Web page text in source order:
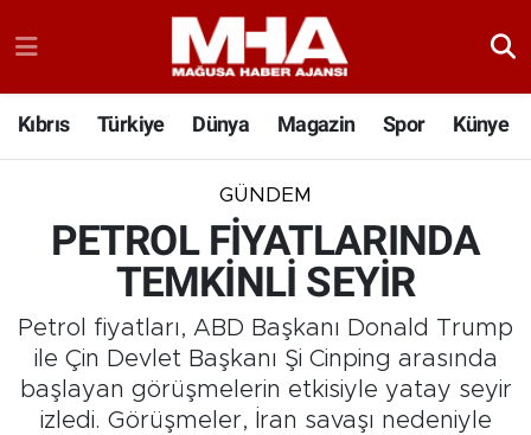
Kıbrıs Türkiye Dünya Magazin Spor Künye
GÜNDEM
PETROL FİYATLARINDA
TEMKİNLİ SEYİR
Petrol fiyatları, ABD Başkanı Donald Trump
ile Çin Devlet Başkanı Şi Cinping arasında
başlayan görüşmelerin etkisiyle yatay seyir
izledi. Görüşmeler, İran savaşı nedeniyle